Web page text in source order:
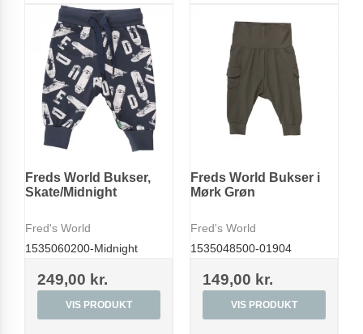
Freds World Bukser,
Skate/Midnight
Fred's World
1535060200-Midnight
249,00 kr.
VIS PRODUKT
Freds World Bukser i
Mørk Grøn
Fred's World
1535048500-01904
149,00 kr.
VIS PRODUKT